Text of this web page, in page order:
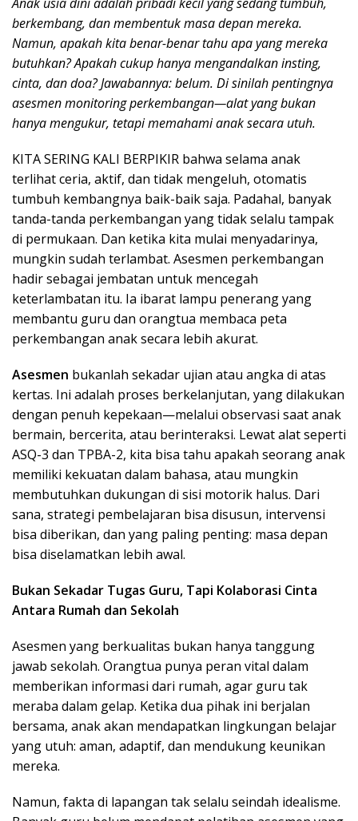
b
o
o
k
t
e
r
e
d
I
n
s
A
p
p
berkembang, dan membentuk masa depan mereka.
Namun, apakah kita benar-benar tahu apa yang mereka
butuhkan? Apakah cukup hanya mengandalkan insting,
cinta, dan doa? Jawabannya: belum. Di sinilah pentingnya
asesmen monitoring perkembangan—alat yang bukan
hanya mengukur, tetapi memahami anak secara utuh.
KITA SERING KALI BERPIKIR bahwa selama anak
terlihat ceria, aktif, dan tidak mengeluh, otomatis
tumbuh kembangnya baik-baik saja. Padahal, banyak
tanda-tanda perkembangan yang tidak selalu tampak
di permukaan. Dan ketika kita mulai menyadarinya,
mungkin sudah terlambat. Asesmen perkembangan
hadir sebagai jembatan untuk mencegah
keterlambatan itu. Ia ibarat lampu penerang yang
membantu guru dan orangtua membaca peta
perkembangan anak secara lebih akurat.
Asesmen bukanlah sekadar ujian atau angka di atas
kertas. Ini adalah proses berkelanjutan, yang dilakukan
dengan penuh kepekaan—melalui observasi saat anak
bermain, bercerita, atau berinteraksi. Lewat alat seperti
ASQ-3 dan TPBA-2, kita bisa tahu apakah seorang anak
memiliki kekuatan dalam bahasa, atau mungkin
membutuhkan dukungan di sisi motorik halus. Dari
sana, strategi pembelajaran bisa disusun, intervensi
bisa diberikan, dan yang paling penting: masa depan
bisa diselamatkan lebih awal.
Bukan Sekadar Tugas Guru, Tapi Kolaborasi Cinta
Antara Rumah dan Sekolah
Asesmen yang berkualitas bukan hanya tanggung
jawab sekolah. Orangtua punya peran vital dalam
memberikan informasi dari rumah, agar guru tak
meraba dalam gelap. Ketika dua pihak ini berjalan
bersama, anak akan mendapatkan lingkungan belajar
yang utuh: aman, adaptif, dan mendukung keunikan
mereka.
Namun, fakta di lapangan tak selalu seindah idealisme.